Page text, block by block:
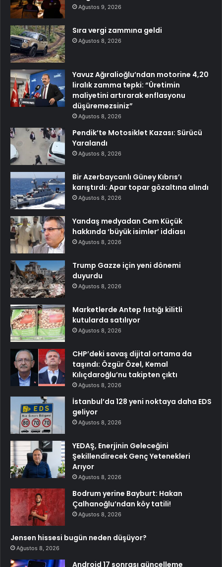
Ağustos 9, 2026
Sıra vergi zammına geldi
Ağustos 8, 2026
Yavuz Ağıralioğlu’ndan motorine 4,20
liralık zamma tepki: “Üretimin
maliyetini artırarak enflasyonu
düşüremezsiniz”
Ağustos 8, 2026
Pendik’te Motosiklet Kazası: Sürücü
Yaralandı
Ağustos 8, 2026
Bir Azerbaycanlı Güney Kıbrıs’ı
karıştırdı: Apar topar gözaltına alındı
Ağustos 8, 2026
Yandaş medyadan Cem Küçük
hakkında ‘büyük isimler’ iddiası
Ağustos 8, 2026
Trump Gazze için yeni dönemi
duyurdu
Ağustos 8, 2026
Marketlerde Antep fıstığı kilitli
kutularda satılıyor
Ağustos 8, 2026
CHP’deki savaş dijital ortama da
taşındı: Özgür Özel, Kemal
Kılıçdaroğlu’nu takipten çıktı
Ağustos 8, 2026
İstanbul’da 128 yeni noktaya daha EDS
geliyor
Ağustos 8, 2026
YEDAŞ, Enerjinin Geleceğini
Şekillendirecek Genç Yetenekleri
Arıyor
Ağustos 8, 2026
Bodrum yerine Bayburt: Hakan
Çalhanoğlu’ndan köy tatili!
Ağustos 8, 2026
Jensen hissesi bugün neden düşüyor?
Ağustos 8, 2026
Android 17 sonrası güncelleme